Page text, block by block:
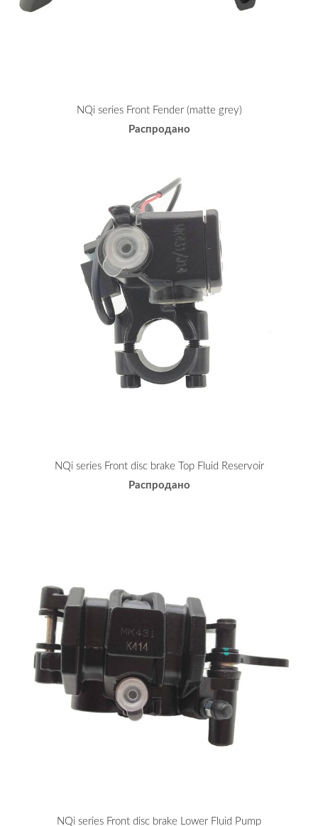
NQi series Front Fender (matte grey)
Распродано
NQi series Front disc brake Top Fluid Reservoir
Распродано
NQi series Front disc brake Lower Fluid Pump